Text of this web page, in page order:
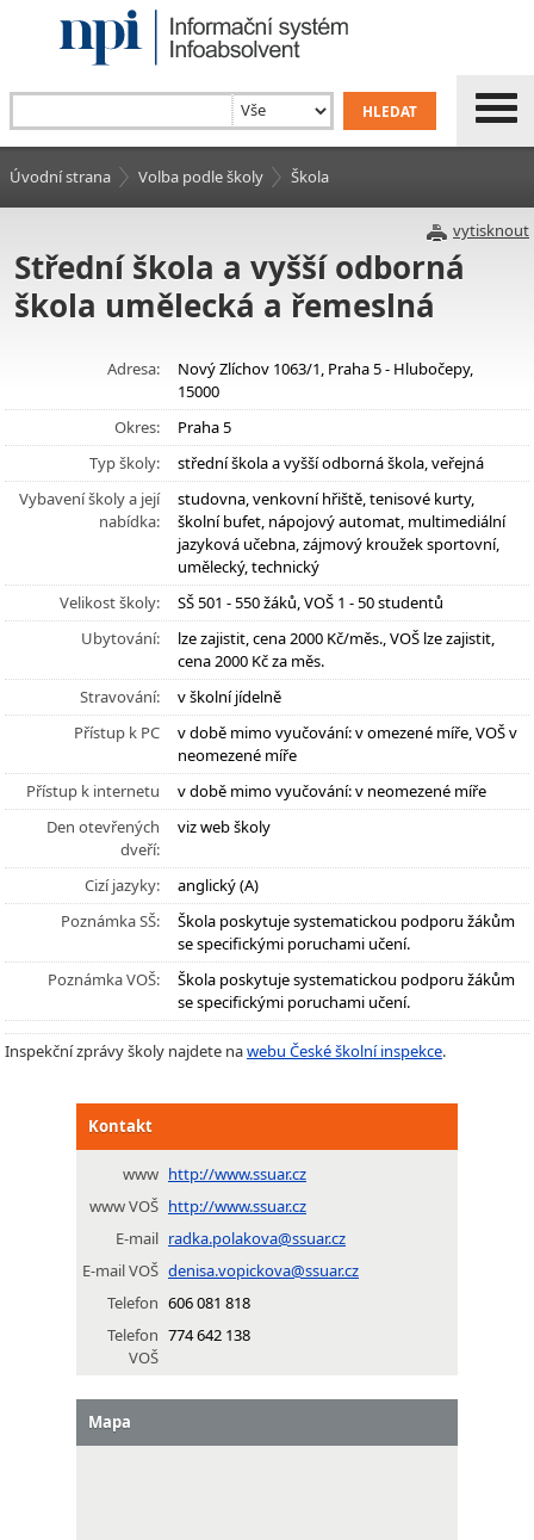
Úvodní strana Volba podle školy Škola
vytisknout
Střední škola a vyšší odborná
škola umělecká a řemeslná
Adresa:
Nový Zlíchov 1063/1, Praha 5 - Hlubočepy,
15000
Okres:
Praha 5
Typ školy:
střední škola a vyšší odborná škola, veřejná
Vybavení školy a její
nabídka:
studovna, venkovní hřiště, tenisové kurty,
školní bufet, nápojový automat, multimediální
jazyková učebna, zájmový kroužek sportovní,
umělecký, technický
Velikost školy:
SŠ 501 - 550 žáků, VOŠ 1 - 50 studentů
Ubytování:
lze zajistit, cena 2000 Kč/měs., VOŠ lze zajistit,
cena 2000 Kč za měs.
Stravování:
v školní jídelně
Přístup k PC
v době mimo vyučování: v omezené míře, VOŠ v
neomezené míře
Přístup k internetu
v době mimo vyučování: v neomezené míře
Den otevřených
dveří:
viz web školy
Cizí jazyky:
anglický (A)
Poznámka SŠ:
Škola poskytuje systematickou podporu žákům
se specifickými poruchami učení.
Poznámka VOŠ:
Škola poskytuje systematickou podporu žákům
se specifickými poruchami učení.
Inspekční zprávy školy najdete nawebu České školní inspekce.
Kontakt
www http://www.ssuar.cz
www VOŠ http://www.ssuar.cz
E-mail radka.polakova@ssuar.cz
E-mail VOŠ denisa.vopickova@ssuar.cz
Telefon 606 081 818
Telefon
VOŠ
774 642 138
Mapa